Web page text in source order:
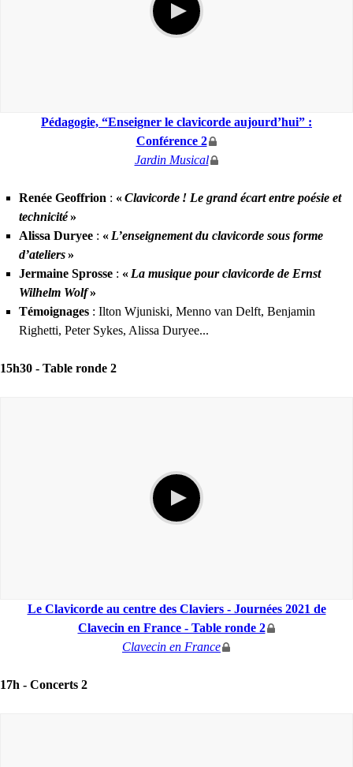
Pédagogie, “Enseigner le clavicorde aujourd’hui” :
Conférence 2
Jardin Musical
Renée Geoffrion : «Clavicorde ! Le grand écart entre poésie et
technicité»
Alissa Duryee : « L’enseignement du clavicorde sous forme
d’ateliers»
Jermaine Sprosse : « La musique pour clavicorde de Ernst
Wilhelm Wolf»
Témoignages : Ilton Wjuniski, Menno van Delft, Benjamin
Righetti, Peter Sykes, Alissa Duryee...
15h30 - Table ronde 2
Le Clavicorde au centre des Claviers - Journées 2021 de
Clavecin en France - Table ronde 2
Clavecin en France
17h - Concerts 2